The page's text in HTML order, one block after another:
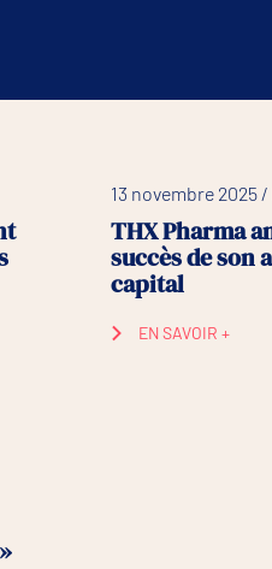
13 novembre 2025
THX Pharma
succès de son
capital
EN SAVOIR +